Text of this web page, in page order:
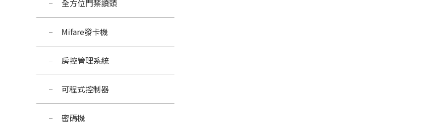
全方位門禁讀頭
Mifare發卡機
房控管理系統
可程式控制器
密碼機